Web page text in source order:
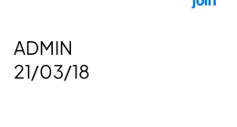
ADMIN
21/03/18